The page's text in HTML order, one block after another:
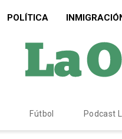
POLÍTICA
Fútbol Podcast